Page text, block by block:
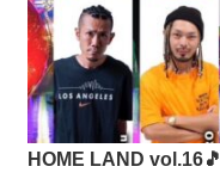
HOME LAND vol.16🎵